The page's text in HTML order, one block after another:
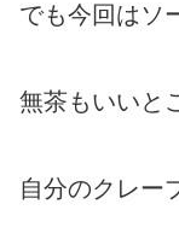
でも今回はソ
無茶もいいと
自分のクレー